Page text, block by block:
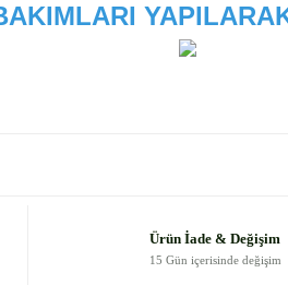
Ürün İade & Değişim
15 Gün içerisinde değişim